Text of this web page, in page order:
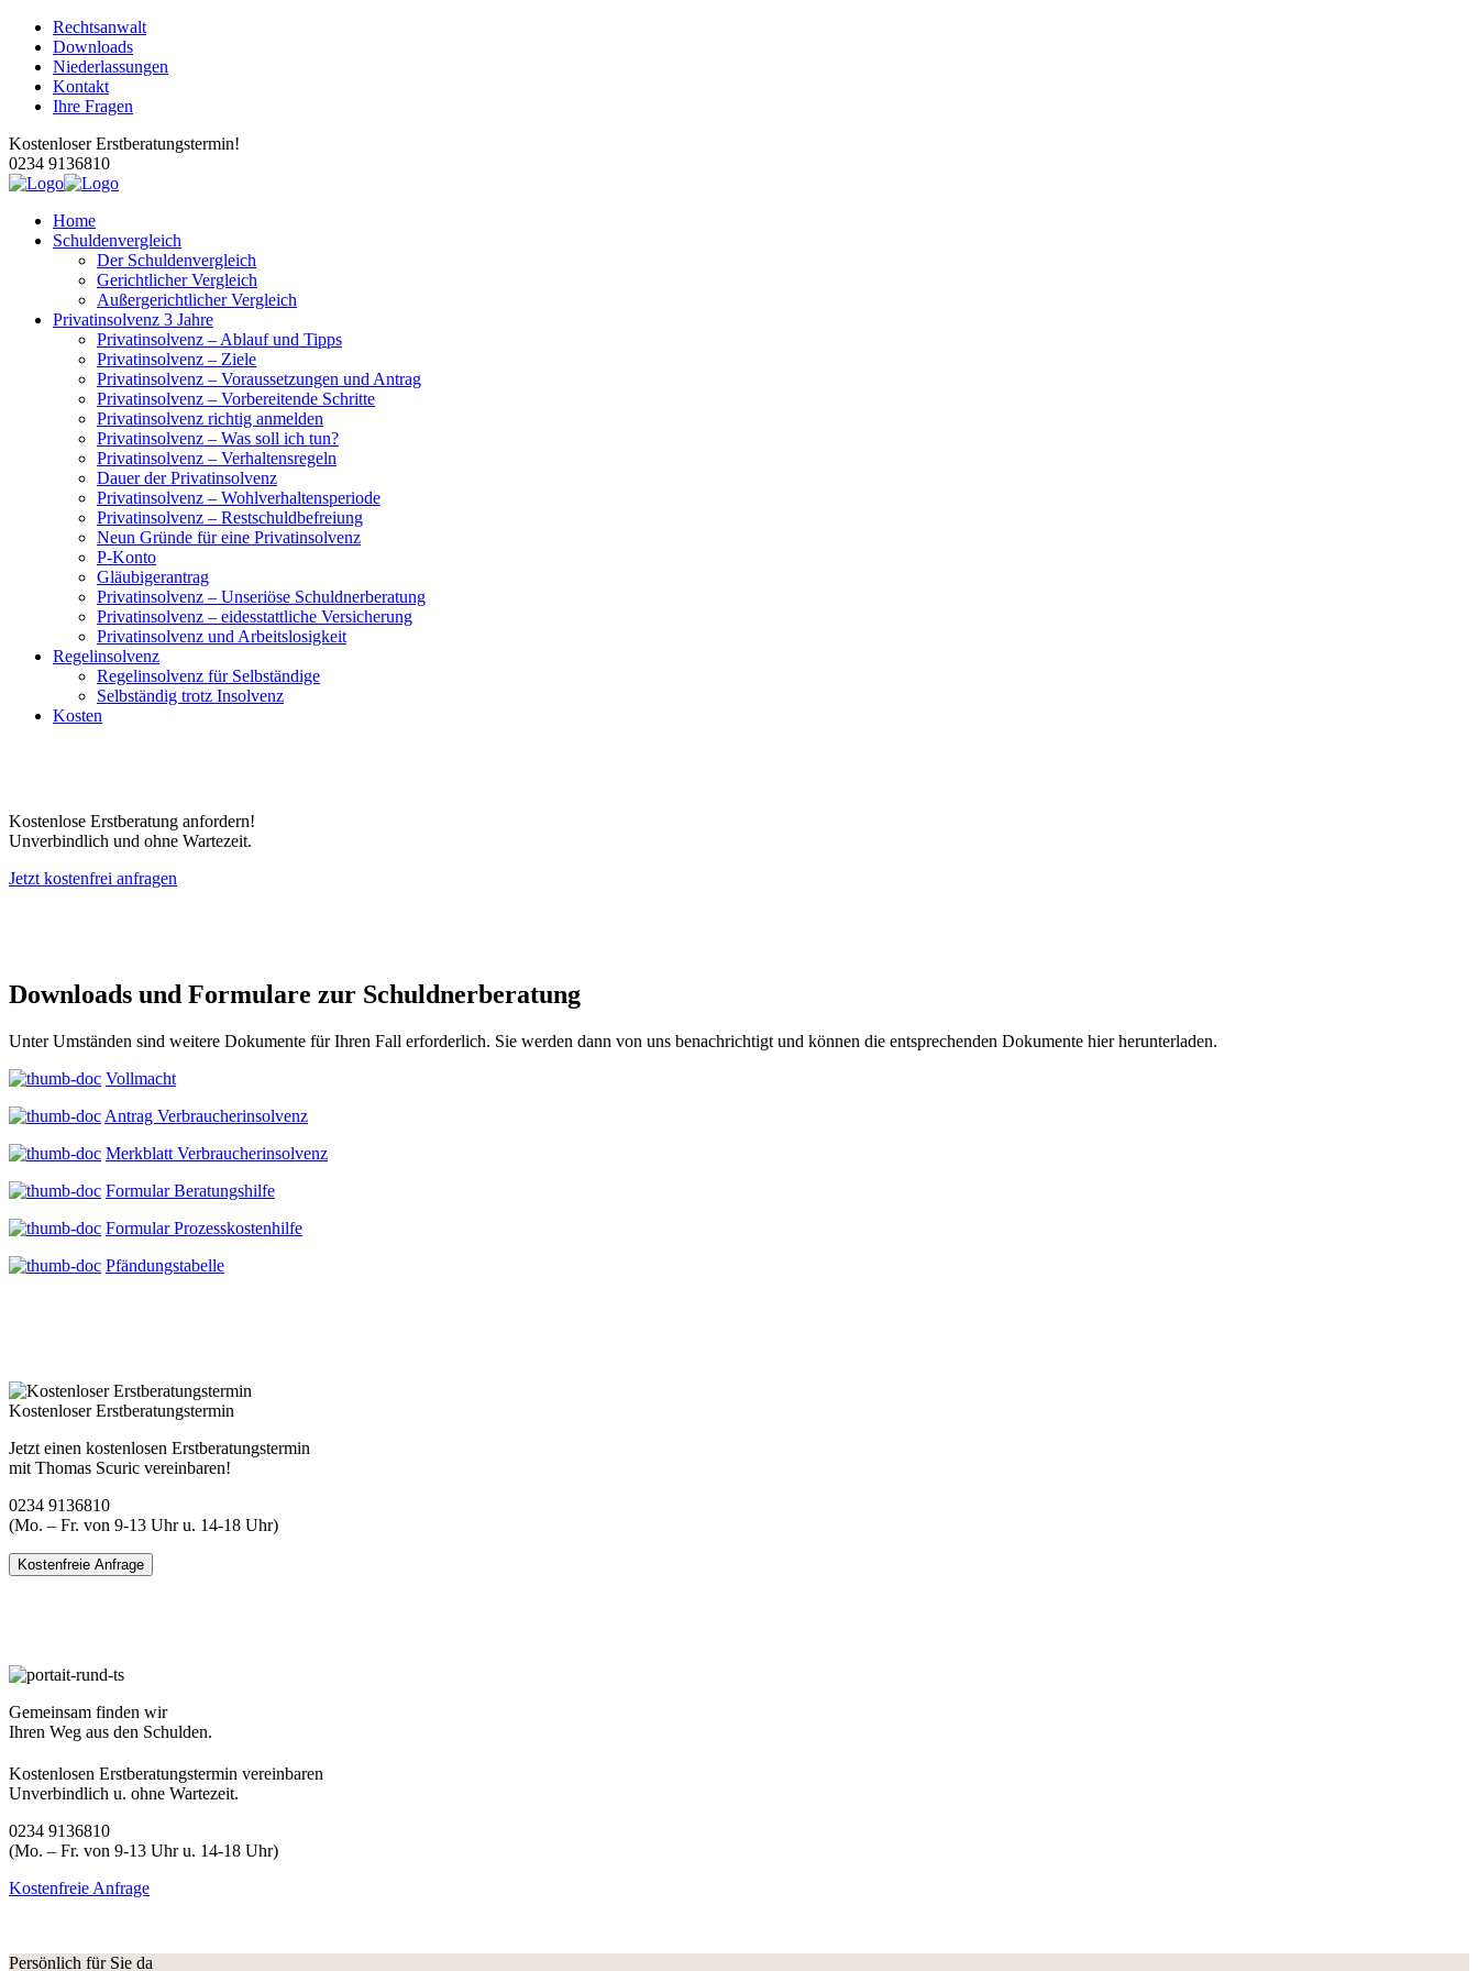
Rechtsanwalt
Downloads
Niederlassungen
Kontakt
Ihre Fragen
Kostenloser Erstberatungstermin!
0234 9136810
Home
Schuldenvergleich
Der Schuldenvergleich
Gerichtlicher Vergleich
Außergerichtlicher Vergleich
Privatinsolvenz 3 Jahre
Privatinsolvenz – Ablauf und Tipps
Privatinsolvenz – Ziele
Privatinsolvenz – Voraussetzungen und Antrag
Privatinsolvenz – Vorbereitende Schritte
Privatinsolvenz richtig anmelden
Privatinsolvenz – Was soll ich tun?
Privatinsolvenz – Verhaltensregeln
Dauer der Privatinsolvenz
Privatinsolvenz – Wohlverhaltensperiode
Privatinsolvenz – Restschuldbefreiung
Neun Gründe für eine Privatinsolvenz
P-Konto
Gläubigerantrag
Privatinsolvenz – Unseriöse Schuldnerberatung
Privatinsolvenz – eidesstattliche Versicherung
Privatinsolvenz und Arbeitslosigkeit
Regelinsolvenz
Regelinsolvenz für Selbständige
Selbständig trotz Insolvenz
Kosten
Kostenlose Erstberatung anfordern!
Unverbindlich und ohne Wartezeit.
Jetzt kostenfrei anfragen
Downloads und Formulare zur Schuldnerberatung
Unter Umständen sind weitere Dokumente für Ihren Fall erforderlich. Sie werden dann von uns benachrichtigt und können die entsprechenden Dokumente hier herunterladen.
Vollmacht
Antrag Verbraucherinsolvenz
Merkblatt Verbraucherinsolvenz
Formular Beratungshilfe
Formular Prozesskostenhilfe
Pfändungstabelle
Kostenloser Erstberatungstermin
Jetzt einen kostenlosen Erstberatungstermin
mit Thomas Scuric vereinbaren!
0234 9136810
(Mo. – Fr. von 9-13 Uhr u. 14-18 Uhr)
Kostenfreie Anfrage
Gemeinsam finden wir
Ihren Weg aus den Schulden.
Kostenlosen Erstberatungstermin vereinbaren
Unverbindlich u. ohne Wartezeit.
0234 9136810
(Mo. – Fr. von 9-13 Uhr u. 14-18 Uhr)
Kostenfreie Anfrage
Persönlich für Sie da